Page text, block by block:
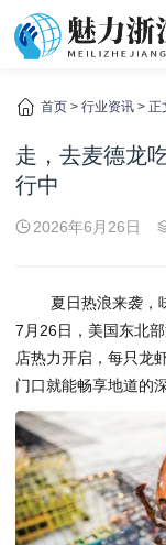
首页 > 行业资讯 > 正
走，去麦德龙
行中
2026年6月26日
夏日热浪来袭，
7月26日，美国东北
店热力开启，每只龙
门口就能畅享地道的